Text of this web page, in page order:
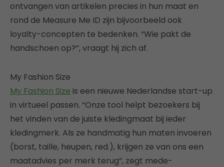
ontvangen van artikelen precies in hun maat en
rond de Measure Me ID zijn bijvoorbeeld ook
loyalty-concepten te bedenken. “Wie pakt de
handschoen op?”, vraagt hij zich af.
My Fashion Size
My Fashion Size is een nieuwe Nederlandse start-up
in virtueel passen. “Onze tool helpt bezoekers bij
het vinden van de juiste kledingmaat bij ieder
kledingmerk. Als ze handmatig hun maten invoeren
(borst, taille, heupen, red.), krijgen ze van ons een
maatadvies per merk terug”, zegt mede-